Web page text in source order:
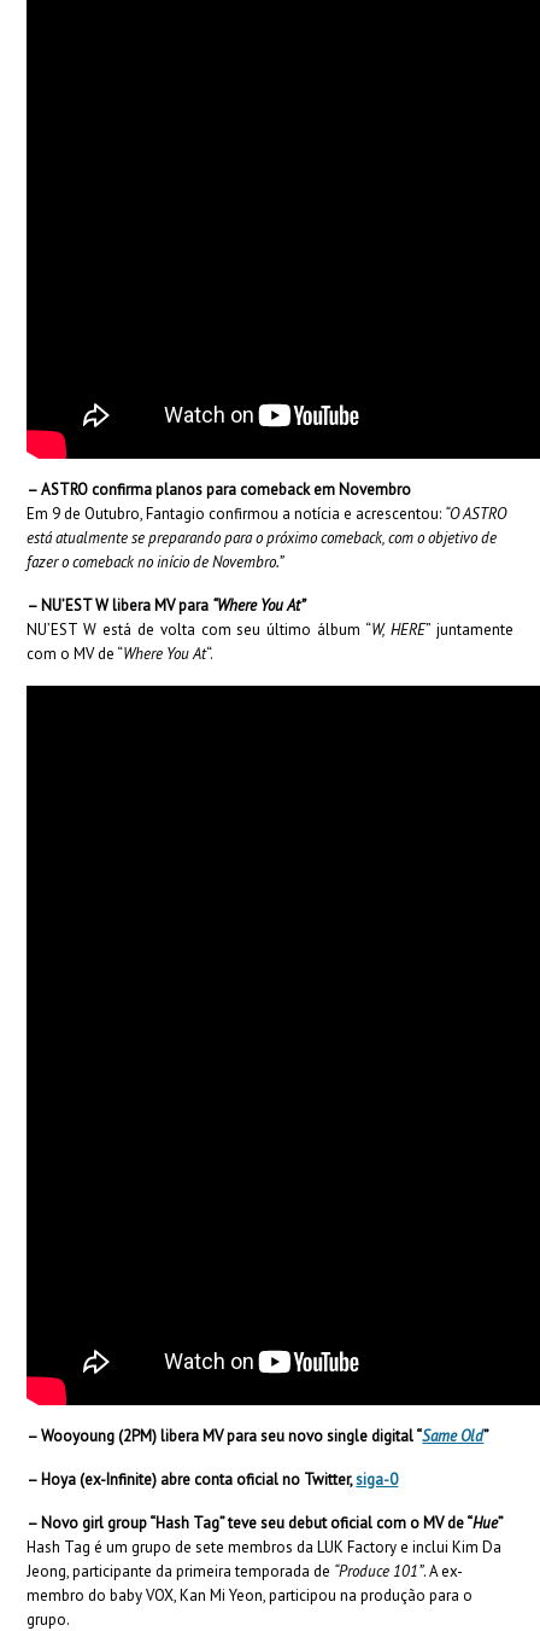
– ASTRO confirma planos para comeback em Novembro
Em 9 de Outubro, Fantagio confirmou a notícia e acrescentou: “O ASTRO
está atualmente se preparando para o próximo comeback, com o objetivo de
fazer o comeback no início de Novembro.”
– NU’EST W libera MV para “Where You At”
NU’EST W está de volta com seu último álbum “W, HERE” juntamente
com o MV de “Where You At“.
– Wooyoung (2PM) libera MV para seu novo single digital “Same Old”
– Hoya (ex-Infinite) abre conta oficial no Twitter,siga-0
– Novo girl group “Hash Tag” teve seu debut oficial com o MV de “Hue”
Hash Tag é um grupo de sete membros da LUK Factory e inclui Kim Da
Jeong, participante da primeira temporada de “Produce 101”. A ex-
membro do baby VOX, Kan Mi Yeon, participou na produção para o
grupo.